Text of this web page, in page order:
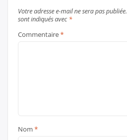
Votre adresse e-mail ne sera pas publiée.
sont indiqués avec *
Commentaire*
Nom *